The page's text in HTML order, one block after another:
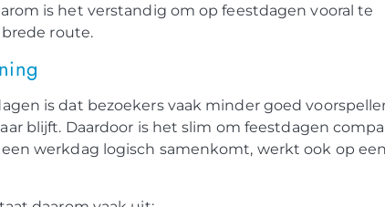
is het verstandig om op feestdagen vooral te
route.
is dat bezoekers vaak minder goed
blijft. Daardoor is het slim om feestdagen
werkdag logisch samenkomt, werkt ook op een